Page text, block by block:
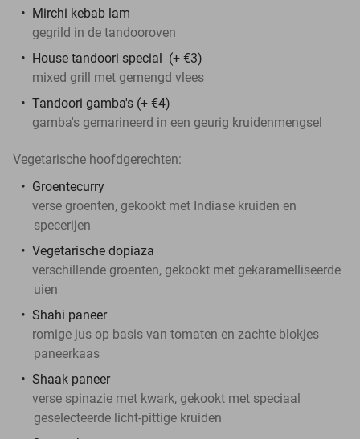
Mirchi kebab lam
gegrild in de tandooroven
House tandoori special (+ €3)
mixed grill met gemengd vlees
Tandoori gamba's (+ €4)
gamba's gemarineerd in een geurig kruidenmengsel
Vegetarische hoofdgerechten:
Groentecurry
verse groenten, gekookt met Indiase kruiden en
specerijen
Vegetarische dopiaza
verschillende groenten, gekookt met gekaramelliseerde
uien
Shahi paneer
romige jus op basis van tomaten en zachte blokjes
paneerkaas
Shaak paneer
verse spinazie met kwark, gekookt met speciaal
geselecteerde licht-pittige kruiden